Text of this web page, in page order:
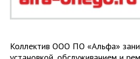
Коллектив ООО ПО «Альфа»